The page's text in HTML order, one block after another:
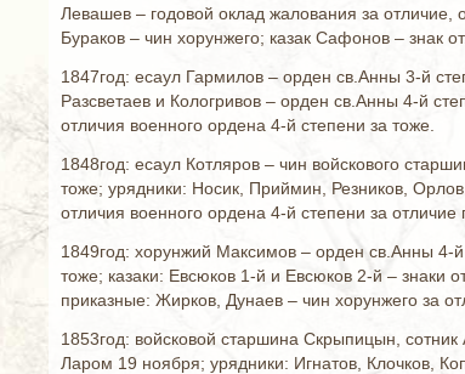
Левашев – годовой оклад жалования за
Бураков – чин хорунжего; казак Сафонов – знак
1847год: есаул Гармилов – орден св.Анны 3-й
Разсветаев и Кологривов – орден св.Анны 4-й
отличия военного ордена 4-й степени за тоже.
1848год: есаул Котляров – чин войскового
тоже; урядники: Носик, Приймин, Резников,
отличия военного ордена 4-й степени за
1849год: хорунжий Максимов – орден св.Анны 4-й
тоже; казаки: Евсюков 1-й и Евсюков 2-й – знаки
приказные: Жирков, Дунаев – чин хорунжего за
1853год: войсковой старшина Скрыпицын,
Ларом 19 ноября; урядники: Игнатов, Клочков,